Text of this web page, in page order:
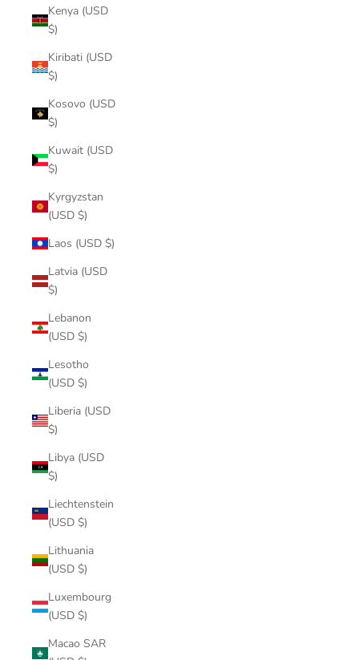
Kenya (USD
$)
Kiribati (USD
$)
Kosovo (USD
$)
Kuwait (USD
$)
Kyrgyzstan
(USD $)
Laos (USD $)
Latvia (USD
$)
Lebanon
(USD $)
Lesotho
(USD $)
Liberia (USD
$)
Libya (USD
$)
Liechtenstein
(USD $)
Lithuania
(USD $)
Luxembourg
(USD $)
Macao SAR